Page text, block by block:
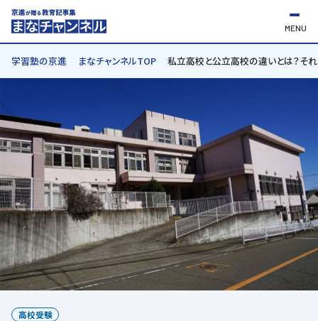
MENU
学習塾の京進 まなチャンネルTOP 私立高校と公立高校の違いとは？そ
高校受験